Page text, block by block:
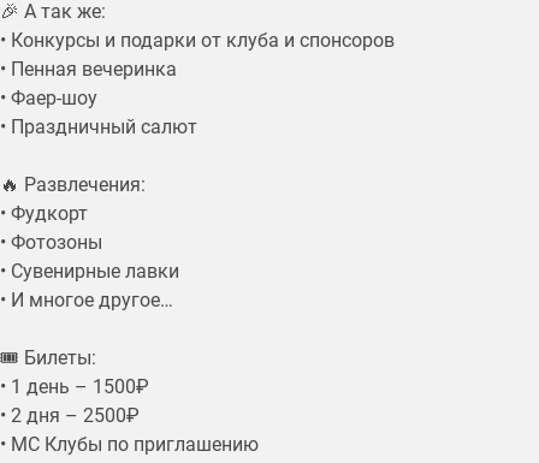
🎉 А так же:
• Конкурсы и подарки от клуба и спонсоров
• Пенная вечеринка
• Фаер-шоу
• Праздничный салют
🔥 Развлечения:
• Фудкорт
• Фотозоны
• Сувенирные лавки
• И многое другое…
🎟 Билеты:
• 1 день – 1500₽
• 2 дня – 2500₽
• МС Клубы по приглашению